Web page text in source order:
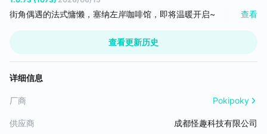
是文化、风俗习惯的呈现。让玩家感受到视听盛宴。
可他们要的菜好多不一样，都好难记住啊
欸~~对哦！但还是。。。
勇敢牛牛不怕困难！
馆，在典雅的画作与雕塑间开启餐厅经营之旅。制作精致的法式料
理，在艺术与美食交织的氛围中，体验巴黎的优雅与浪漫。
【限时主题餐厅】游乐园奇遇记
段充满童趣的经营之旅。
【限时主题餐厅】萌宠漫时光
餐厅，制作美味料理，完成活动任务，收获治愈与欢乐，领取丰富
街角偶遇的法式慵懒，塞纳左岸咖啡馆，即将温暖开启~
- 巴黎街角咖啡馆开张啦，开启你的巴黎美食之旅吧！我们为您准备
现磨醇香咖啡哦~
「主题烹饪活动」爱的誓约、蓝海盛宴
- 「爱的誓约」主题烹饪活动将于6月23日开启，餐厅将推出婚宴美
查看
查看更新历史
详细信息
厂商 Pokipoky
供应商 成都怪趣科技有限公司